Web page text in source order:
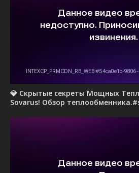
💎 Скрытые секреты Мощных
Sovarus! Обзор